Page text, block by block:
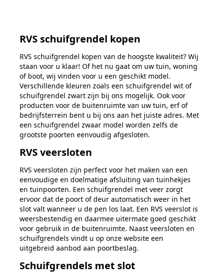
RVS schuifgrendel kopen
RVS schuifgrendel kopen van de hoogste kwaliteit? Wij
staan voor u klaar! Of het nu gaat om uw tuin, woning
of boot, wij vinden voor u een geschikt model.
Verschillende kleuren zoals een schuifgrendel wit of
schuifgrendel zwart zijn bij ons mogelijk. Ook voor
producten voor de buitenruimte van uw tuin, erf of
bedrijfsterrein bent u bij ons aan het juiste adres. Met
een schuifgrendel zwaar model worden zelfs de
grootste poorten eenvoudig afgesloten.
RVS veersloten
RVS veersloten zijn perfect voor het maken van een
eenvoudige en doelmatige afsluiting van tuinhekjes
en tuinpoorten. Een schuifgrendel met veer zorgt
ervoor dat de poort of deur automatisch weer in het
slot valt wanneer u de pen los laat. Een RVS veerslot is
weersbestendig en daarmee uitermate goed geschikt
voor gebruik in de buitenruimte. Naast veersloten en
schuifgrendels vindt u op onze website een
uitgebreid aanbod aan poortbeslag.
Schuifgrendels met slot